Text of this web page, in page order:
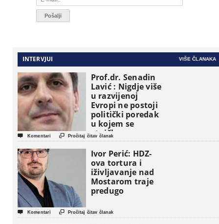
INTERVJUI VIŠE ČLANAKA
Prof.dr. Senadin
Lavić : Nigdje više
u razvijenoj
Evropi ne postoji
politički poredak
u kojem se
etničke grupe
pojavljuju kao
osnovne
političke jedinice
 Komentari  Pročitaj čitav članak
Ivor Perić: HDZ-
ova tortura i
iživljavanje nad
Mostarom traje
predugo
 Komentari  Pročitaj čitav članak